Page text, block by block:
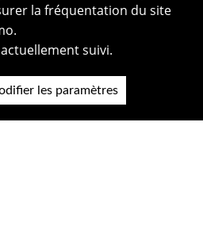
la fréquentation du site
suivi.
les paramètres